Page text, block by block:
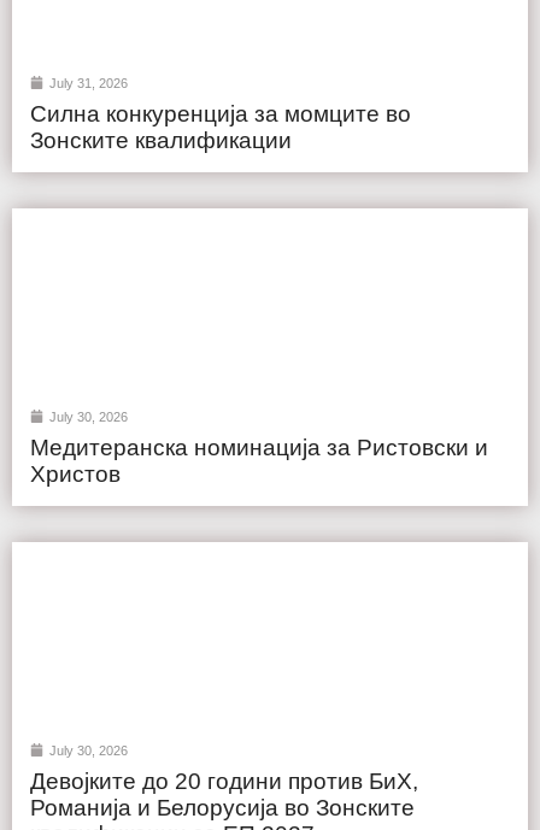
July 31, 2026
Силна конкуренција за момците во
Зонските квалификации
July 30, 2026
Медитеранска номинација за Ристовски и
Христов
July 30, 2026
Девојките до 20 години против БиХ,
Романија и Белорусија во Зонските